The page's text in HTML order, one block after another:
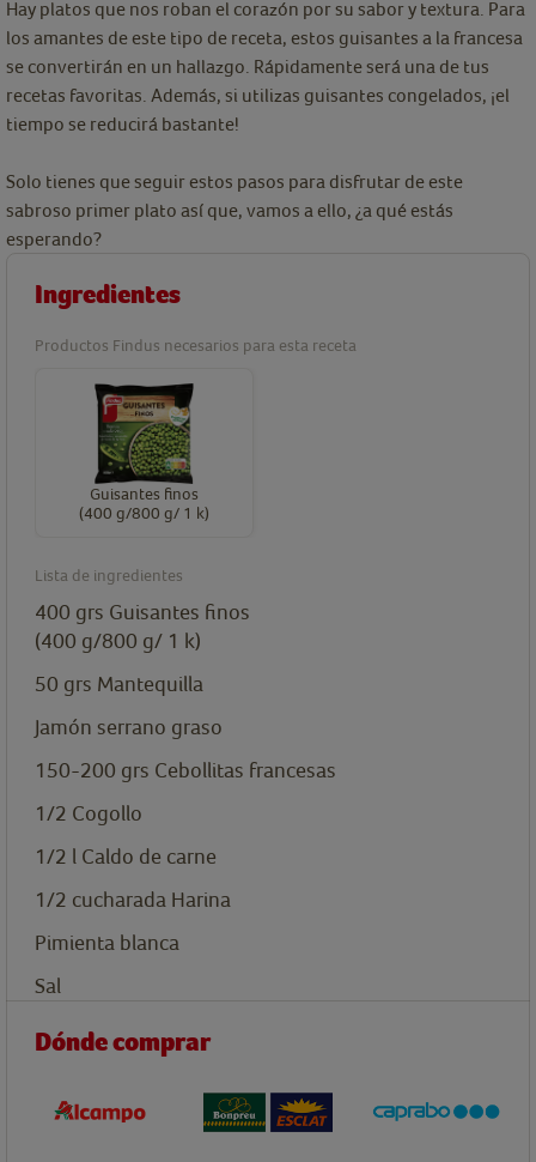
Hay platos que nos roban el corazón por su sabor y textura. Para
los amantes de este tipo de receta, estos guisantes a la francesa
se convertirán en un hallazgo. Rápidamente será una de tus
recetas favoritas. Además, si utilizas guisantes congelados, ¡el
tiempo se reducirá bastante!
Solo tienes que seguir estos pasos para disfrutar de este
sabroso primer plato así que, vamos a ello, ¿a qué estás
esperando?
Ingredientes
Productos Findus necesarios para esta receta
Guisantes finos
(400 g/800 g/ 1 k)
Lista de ingredientes
400 grs Guisantes finos
(400 g/800 g/ 1 k)
50 grs Mantequilla
Jamón serrano graso
150-200 grs Cebollitas francesas
1/2 Cogollo
1/2 l Caldo de carne
1/2 cucharada Harina
Pimienta blanca
Sal
Dónde comprar